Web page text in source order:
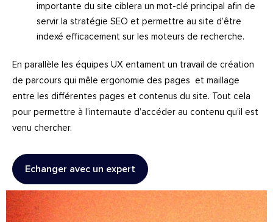
importante du site ciblera un mot-clé principal afin de
servir la stratégie SEO et permettre au site d’être
indexé efficacement sur les moteurs de recherche.
En parallèle les équipes UX entament un travail de création
de parcours qui mêle ergonomie des pages et maillage
entre les différentes pages et contenus du site. Tout cela
pour permettre à l’internaute d’accéder au contenu qu’il est
venu chercher.
Echanger avec un expert